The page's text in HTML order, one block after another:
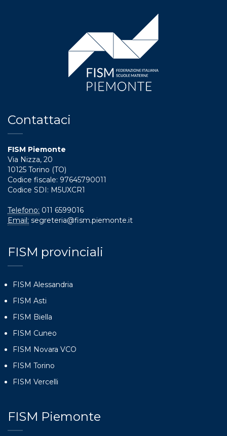
Contattaci
FISM Piemonte
Via Nizza, 20
10125 Torino (TO)
Codice fiscale: 97645790011
Codice SDI: M5UXCR1
Telefono: 011 6599016
Email: segreteria@fism.piemonte.it
FISM provinciali
FISM Alessandria
FISM Asti
FISM Biella
FISM Cuneo
FISM Novara VCO
FISM Torino
FISM Vercelli
FISM Piemonte